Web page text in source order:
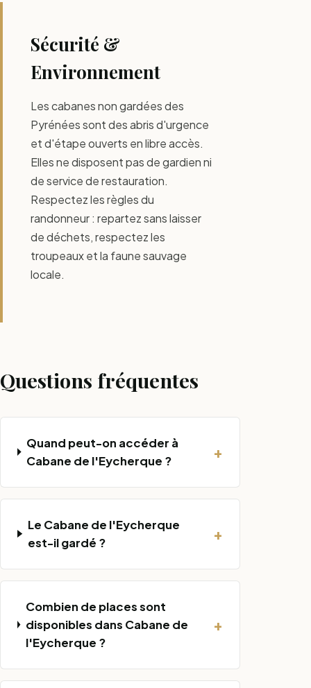
Sécurité &
Environnement
Les cabanes non gardées des
Pyrénées sont des abris d'urgence
et d'étape ouverts en libre accès.
Elles ne disposent pas de gardien ni
de service de restauration.
Respectez les règles du
randonneur : repartez sans laisser
de déchets, respectez les
troupeaux et la faune sauvage
locale.
Questions fréquentes
Quand peut-on accéder à
Cabane de l'Eycherque ?
+
Le Cabane de l'Eycherque
est-il gardé ?
+
Combien de places sont
disponibles dans Cabane de
l'Eycherque ?
+